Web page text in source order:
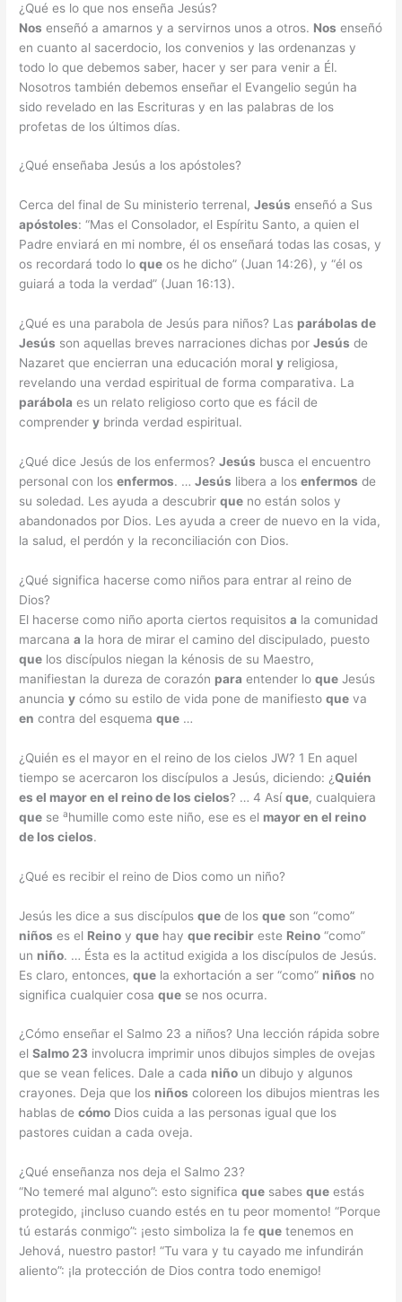
¿Qué es lo que nos enseña Jesús?
Nos enseñó a amarnos y a servirnos unos a otros. Nos enseñó
en cuanto al sacerdocio, los convenios y las ordenanzas y
todo lo que debemos saber, hacer y ser para venir a Él.
Nosotros también debemos enseñar el Evangelio según ha
sido revelado en las Escrituras y en las palabras de los
profetas de los últimos días.
¿Qué enseñaba Jesús a los apóstoles?
Cerca del final de Su ministerio terrenal,Jesús enseñó a Sus
apóstoles: “Mas el Consolador, el Espíritu Santo, a quien el
Padre enviará en mi nombre, él os enseñará todas las cosas, y
os recordará todo loque os he dicho” (Juan 14:26), y “él os
guiará a toda la verdad” (Juan 16:13).
¿Qué es una parabola de Jesús para niños? Las parábolas de
Jesús son aquellas breves narraciones dichas porJesús de
Nazaret que encierran una educación moraly religiosa,
revelando una verdad espiritual de forma comparativa. La
parábola es un relato religioso corto que es fácil de
comprendery brinda verdad espiritual.
¿Qué dice Jesús de los enfermos?Jesús busca el encuentro
personal con losenfermos. …Jesús libera a losenfermos de
su soledad. Les ayuda a descubrirque no están solos y
abandonados por Dios. Les ayuda a creer de nuevo en la vida,
la salud, el perdón y la reconciliación con Dios.
¿Qué significa hacerse como niños para entrar al reino de
Dios?
El hacerse como niño aporta ciertos requisitosa la comunidad
marcanaa la hora de mirar el camino del discipulado, puesto
que los discípulos niegan la kénosis de su Maestro,
manifiestan la dureza de corazón para entender loque Jesús
anunciay cómo su estilo de vida pone de manifiestoque va
en contra del esquemaque …
¿Quién es el mayor en el reino de los cielos JW? 1 En aquel
tiempo se acercaron los discípulos a Jesús, diciendo: ¿Quién
es el mayor en el reino de los cielos? … 4 Asíque, cualquiera
que seahumille como este niño, ese es el mayor en el reino
de los cielos.
¿Qué es recibir el reino de Dios como un niño?
Jesús les dice a sus discípulosque de losque son “como”
niños es el Reino yque hayque recibir este Reino “como”
un niño. … Ésta es la actitud exigida a los discípulos de Jesús.
Es claro, entonces,que la exhortación a ser “como” niños no
significa cualquier cosaque se nos ocurra.
¿Cómo enseñar el Salmo 23 a niños? Una lección rápida sobre
elSalmo 23 involucra imprimir unos dibujos simples de ovejas
que se vean felices. Dale a cada niño un dibujo y algunos
crayones. Deja que los niños coloreen los dibujos mientras les
hablas decómo Dios cuida a las personas igual que los
pastores cuidan a cada oveja.
¿Qué enseñanza nos deja el Salmo 23?
“No temeré mal alguno”: esto significaque sabesque estás
protegido, ¡incluso cuando estés en tu peor momento! “Porque
tú estarás conmigo”: ¡esto simboliza la feque tenemos en
Jehová, nuestro pastor! “Tu vara y tu cayado me infundirán
aliento”: ¡la protección de Dios contra todo enemigo!